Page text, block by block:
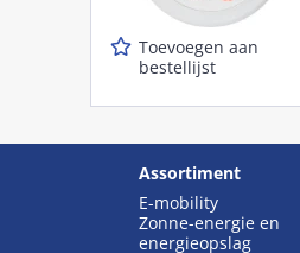
Toevoegen aan
bestellijst
Assortiment
E-mobility
Zonne-energie en
energieopslag